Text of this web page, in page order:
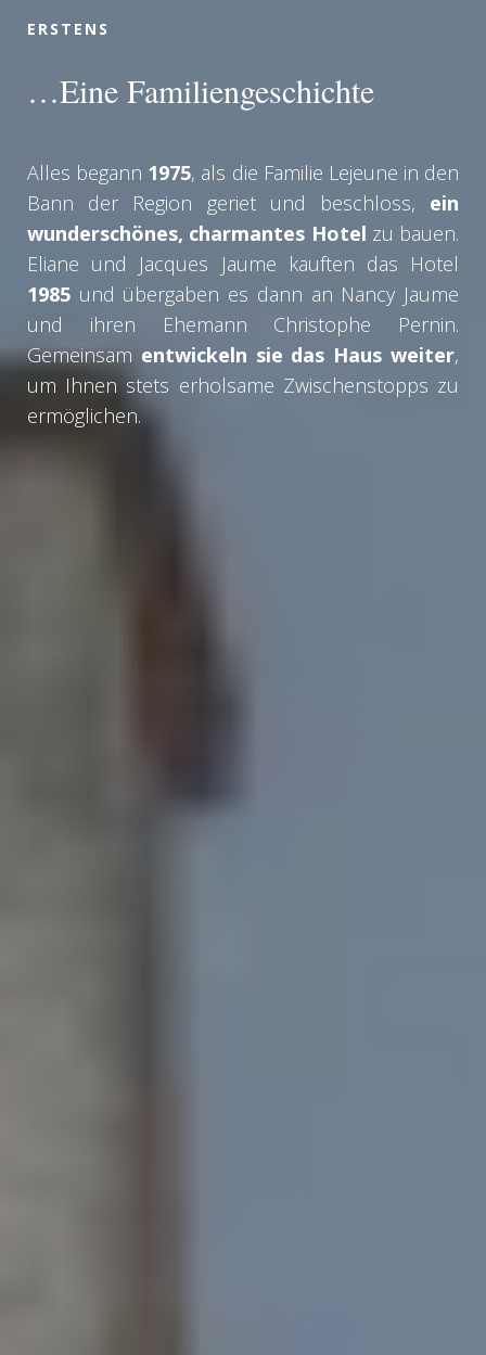
ERSTENS
…Eine Familiengeschichte
Alles begann 1975, als die Familie Lejeune in den
Bann der Region geriet und beschloss, ein
wunderschönes, charmantes Hotel zu bauen.
Eliane und Jacques Jaume kauften das Hotel
1985 und übergaben es dann an Nancy Jaume
und ihren Ehemann Christophe Pernin.
Gemeinsam entwickeln sie das Haus weiter,
um Ihnen stets erholsame Zwischenstopps zu
ermöglichen.